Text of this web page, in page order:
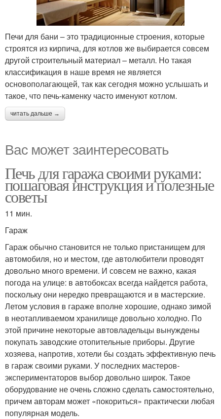
Печи для бани – это традиционные строения, которые
строятся из кирпича, для котлов же выбирается совсем
другой строительный материал – металл. Но такая
классификация в наше время не является
основополагающей, так как сегодня можно услышать и
такое, что печь-каменку часто именуют котлом.
читать дальше →
Вас может заинтересовать
Печь для гаража своими руками:
пошаговая инструкция и полезные
советы
11 мин.
Гараж
Гараж обычно становится не только пристанищем для
автомобиля, но и местом, где автолюбители проводят
довольно много времени. И совсем не важно, какая
погода на улице: в автобоксах всегда найдется работа,
поскольку они нередко превращаются и в мастерские.
Летом условия в гараже вполне хорошие, однако зимой
в неотапливаемом хранилище довольно холодно. По
этой причине некоторые автовладельцы вынуждены
покупать заводские отопительные приборы. Другие
хозяева, напротив, хотели бы создать эффективную печь
в гараж своими руками. У последних мастеров-
экспериментаторов выбор довольно широк. Такое
оборудование не очень сложно сделать самостоятельно,
причем авторам может «покориться» практически любая
популярная модель.